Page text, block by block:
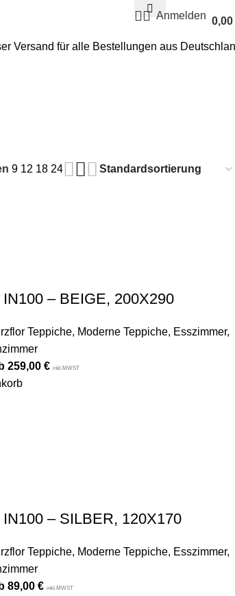
Anmelden 0,00
Versand für alle Bestellungen aus
9 12 18 24
IN100 – BEIGE, 200X290
Teppiche, Moderne Teppiche, Esszimmer,
259,00€ inkl.MWST
IN100 – SILBER, 120X170
Teppiche, Moderne Teppiche, Esszimmer,
89,00€ inkl.MWST